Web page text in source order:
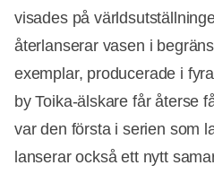
visades på
återlanserar vasen i
exemplar, producerade i
by Toika-älskare får återse
var den första i serien som
lanserar också ett nytt